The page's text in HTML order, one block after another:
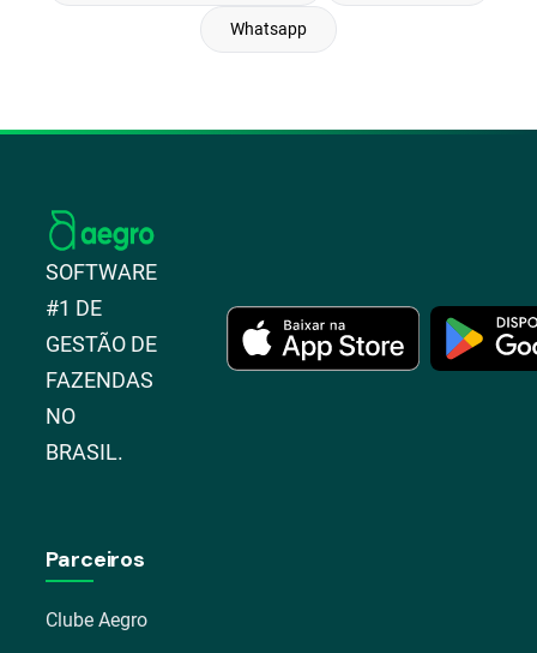
Whatsapp
SOFTWARE
#1 DE
GESTÃO DE
FAZENDAS
NO
BRASIL.
Parceiros
Clube Aegro